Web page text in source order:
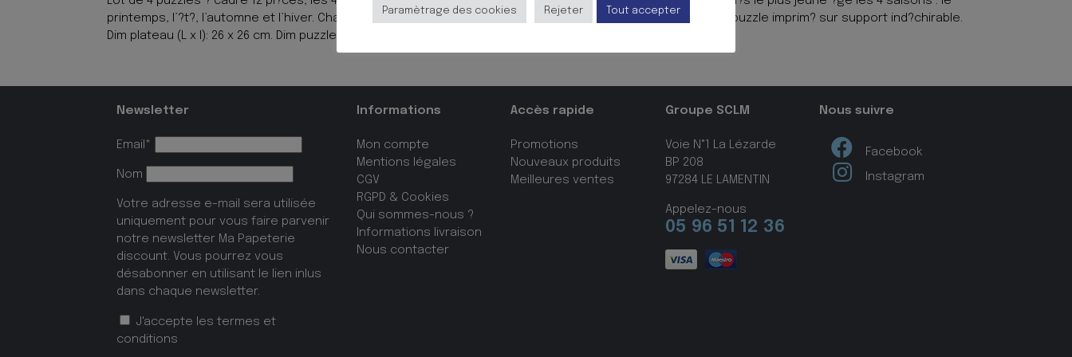
printemps, l’?t?, l’automne et l’hiver. Chaque puzzle est pr?sent? dans un plateau et livr? avec un poster du puzzle imprim? sur support ind?chirable.
Dim plateau (L x l): 26 x 26 cm. Dim puzzle (L x l): 21 x 21 cm. Ep. 3 mm. D?s 2 ans.
Newsletter
Email*
Nom
Votre adresse e-mail sera utilisée
uniquement pour vous faire parvenir
notre newsletter Ma Papeterie
discount. Vous pourrez vous
désabonner en utilisant le lien inlus
dans chaque newsletter.
J'accepte les termes et
conditions
Informations
Mon compte
Mentions légales
CGV
RGPD & Cookies
Qui sommes-nous ?
Informations livraison
Nous contacter
Accès rapide
Promotions
Nouveaux produits
Meilleures ventes
Groupe SCLM
Voie N°1 La Lézarde
BP 208
97284 LE LAMENTIN
Appelez-nous
05 96 51 12 36
Nous suivre
Facebook
Instagram
Paramètrage des cookies Rejeter Tout accepter